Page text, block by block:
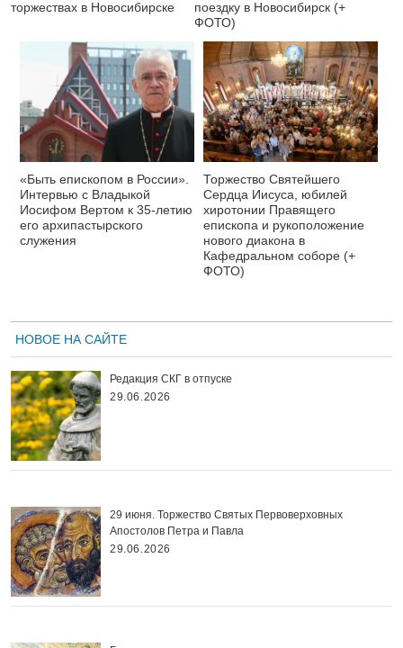
торжествах в Новосибирске
поездку в Новосибирск (+
ФОТО)
«Быть епископом в России».
Интервью с Владыкой
Иосифом Вертом к 35-летию
его архипастырского
служения
Торжество Святейшего
Сердца Иисуса, юбилей
хиротонии Правящего
епископа и рукоположение
нового диакона в
Кафедральном соборе (+
ФОТО)
НОВОЕ НА САЙТЕ
Редакция СКГ в отпуске
29.06.2026
29 июня. Торжество Святых Первоверховных
Апостолов Петра и Павла
29.06.2026